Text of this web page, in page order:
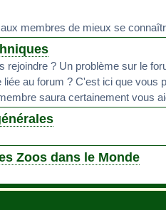
membres de mieux se
rejoindre ? Un problème sur le
liée au forum ? C'est ici que vous
saura certainement vous
Zoos dans le Monde